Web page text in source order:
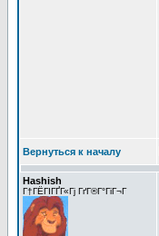
Вернуться к началу
Hashish
Г†ГЁГІГҐГ«Гј ГґГ®Г°ГіГ¬Г